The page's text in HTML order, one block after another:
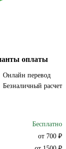
оплаты
Онлайн перевод
Безналичный расчет
Бесплатно
от 700 ₽